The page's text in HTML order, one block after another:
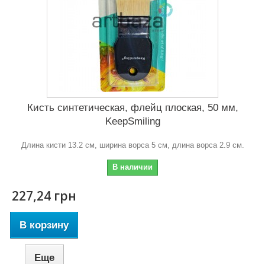
Кисть синтетическая, флейц плоская, 50 мм,
KeepSmiling
Длина кисти 13.2 см, ширина ворса 5 см, длина ворса 2.9 см.
В наличии
227,24 грн
В корзину
Еще